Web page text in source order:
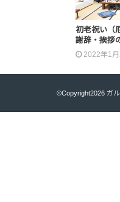
初老祝い（
謝辞・挨拶
2022年1
©Copyright2026 ガ